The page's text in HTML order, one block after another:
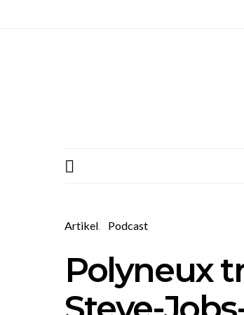
Artikel Podcast
Polyneux